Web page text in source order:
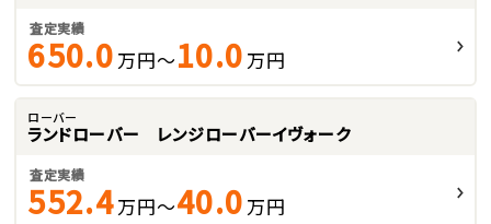
査定実績
650.0 万円～10.0 万円
ローバー
ランドローバー レンジローバーイヴォーク
査定実績
552.4万円～40.0 万円